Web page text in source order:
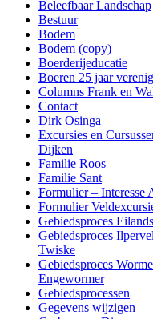
Beleefbaar Landschap
Bestuur
Bodem
Bodem (copy)
Boerderijeducatie
Boeren 25 jaar
Columns Frank en
Contact
Dirk Osinga
Excursies en
Dijken
Familie Roos
Familie Sant
Formulier – Interesse
Formulier
Gebiedsproces
Gebiedsproces
Twiske
Gebiedsproces
Engewormer
Gebiedsprocessen
Gegevens wijzigen